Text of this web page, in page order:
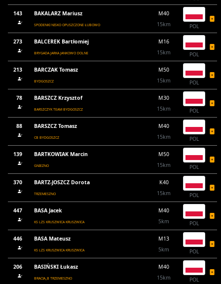
143 BAKALARZ Mariusz
SPODENKI NISKO OPUSZCZONE ŁUBOWO
M40
15km
POL
273 BALCEREK Bartłomiej
BRYGADA JARKA JANKOWO DOLNE
M16
15km
POL
213 BARCZAK Tomasz
BYDGOSZCZ
M50
15km
POL
78 BARSZCZ Krzysztof
BARSZCZYK TEAM BYDGOSZCZ
M30
15km
POL
88 BARSZCZ Tomasz
CB BYDGOSZCZ
M40
15km
POL
139 BARTKOWIAK Marcin
GNIEZNO
M50
15km
POL
370 BARTZ-JOSZCZ Dorota
TRZEMESZNO
K40
15km
POL
447 BASA Jacek
KS LZS KRUSZWICA KRUSZWICA
M40
5km
POL
446 BASA Mateusz
KS LZS KRUSZWICA KRUSZWICA
M13
5km
POL
206 BASIŃSKI Łukasz
BRACIA_B TRZEMESZNO
M40
15km
POL